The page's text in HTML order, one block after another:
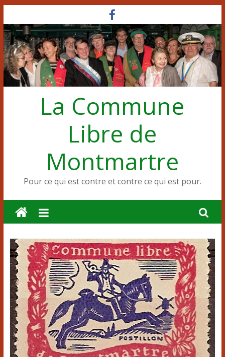
au
contenu
La Commune
Libre de
Montmartre
Pour ce qui est contre et contre ce qui est pour.